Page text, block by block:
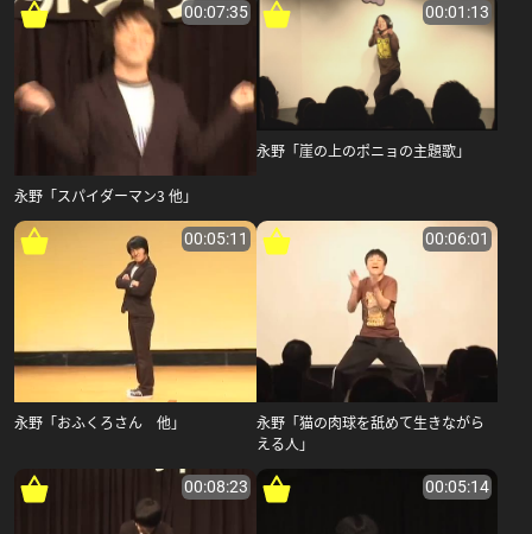
00:07:35
永野「スパイダーマン3 他」
00:01:13
永野「崖の上のポニョの主題歌」
00:05:11
永野「おふくろさん 他」
00:06:01
永野「猫の肉球を舐めて生きながら
える人」
00:08:23 00:05:14